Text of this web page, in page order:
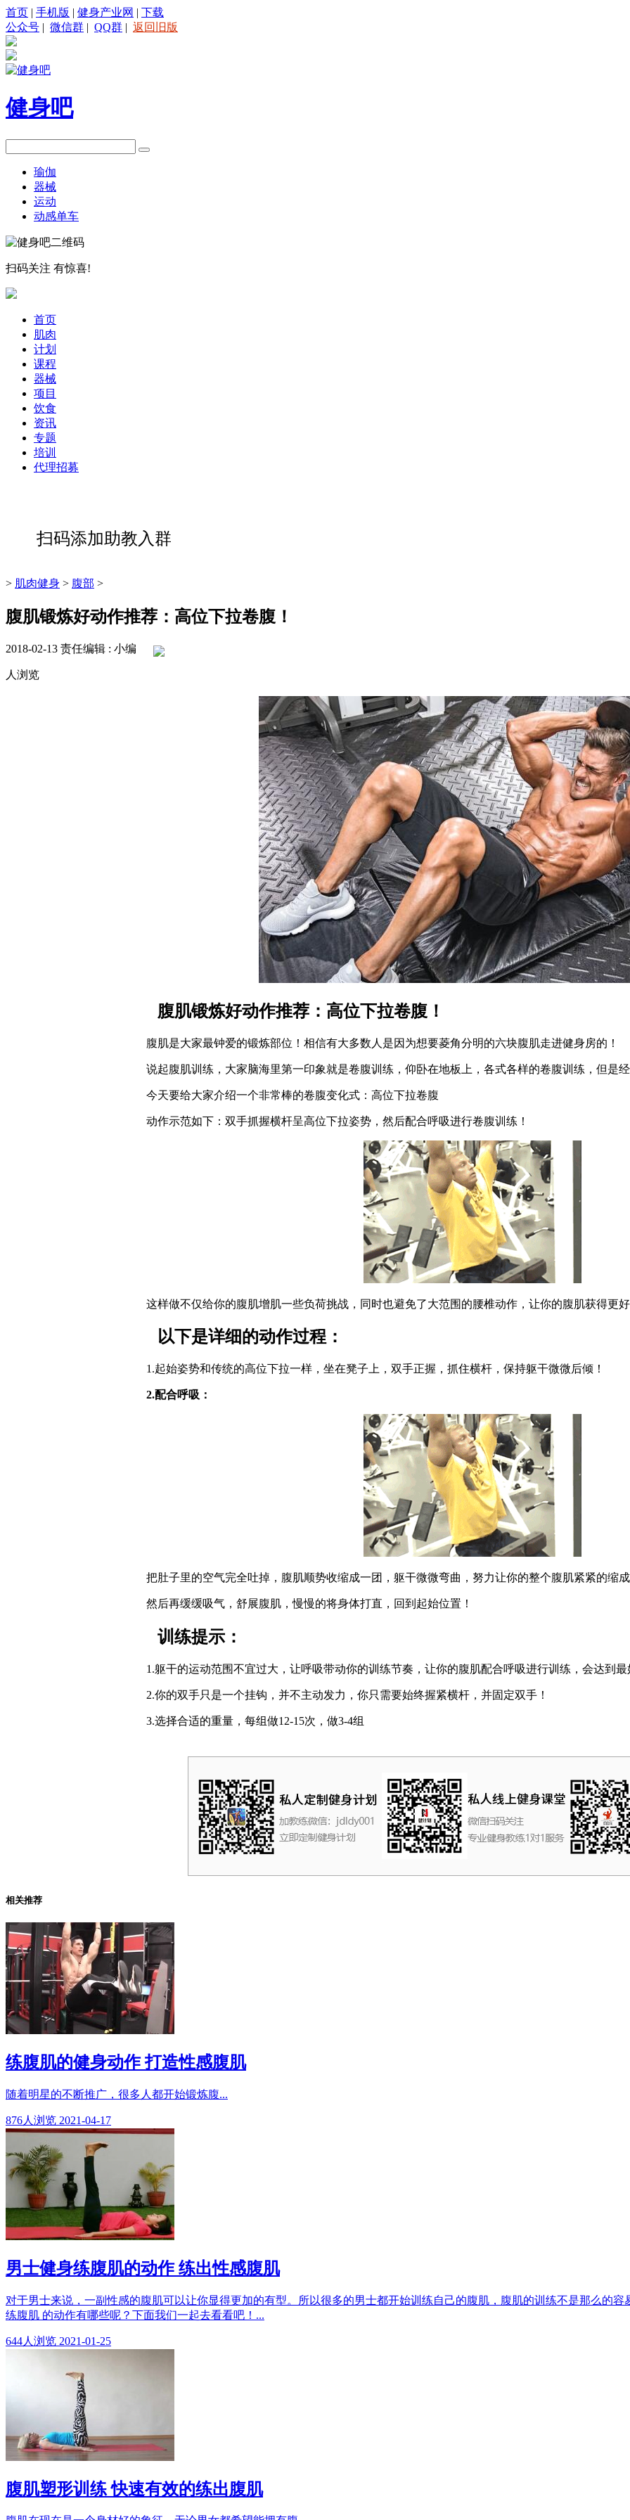
首页 | 手机版 | 健身产业网 | 下载
公众号 | 微信群 | QQ群 | 返回旧版
健身吧
瑜伽
器械
运动
动感单车
扫码关注 有惊喜!
首页
肌肉
计划
课程
器械
项目
饮食
资讯
专题
培训
代理招募
扫码添加助教入群
> 肌肉健身 > 腹部 >
腹肌锻炼好动作推荐：高位下拉卷腹！
2018-02-13 责任编辑 : 小编
人浏览
腹肌锻炼好动作推荐：高位下拉卷腹！
腹肌是大家最钟爱的锻炼部位！相信有大多数人是因为想要菱角分明的六块腹肌走进健身房的！
说起腹肌训练，大家脑海里第一印象就是卷腹训练，仰卧在地板上，各式各样的卷腹训练，但是
今天要给大家介绍一个非常棒的卷腹变化式：高位下拉卷腹
动作示范如下：双手抓握横杆呈高位下拉姿势，然后配合呼吸进行卷腹训练！
这样做不仅给你的腹肌增肌一些负荷挑战，同时也避免了大范围的腰椎动作，让你的腹肌获得更
以下是详细的动作过程：
1.起始姿势和传统的高位下拉一样，坐在凳子上，双手正握，抓住横杆，保持躯干微微后倾！
2.配合呼吸：
把肚子里的空气完全吐掉，腹肌顺势收缩成一团，躯干微微弯曲，努力让你的整个腹肌紧紧的缩
然后再缓缓吸气，舒展腹肌，慢慢的将身体打直，回到起始位置！
训练提示：
1.躯干的运动范围不宜过大，让呼吸带动你的训练节奏，让你的腹肌配合呼吸进行训练，会达到最
2.你的双手只是一个挂钩，并不主动发力，你只需要始终握紧横杆，并固定双手！
3.选择合适的重量，每组做12-15次，做3-4组
相关推荐
练腹肌的健身动作 打造性感腹肌
随着明星的不断推广，很多人都开始锻炼腹...
876人浏览 2021-04-17
男士健身练腹肌的动作 练出性感腹肌
对于男士来说，一副性感的腹肌可以让你显得更加的有型。所以很多的男士都开始训练自己的腹肌，腹肌的训练不是那么的
练腹肌 的动作有哪些呢？下面我们一起去看看吧！...
644人浏览 2021-01-25
腹肌塑形训练 快速有效的练出腹肌